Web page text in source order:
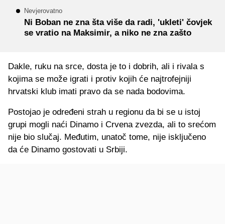
Nevjerovatno
Ni Boban ne zna šta više da radi, 'ukleti' čovjek
se vratio na Maksimir, a niko ne zna zašto
Dakle, ruku na srce, dosta je to i dobrih, ali i rivala s
kojima se može igrati i protiv kojih će najtrofejniji
hrvatski klub imati pravo da se nada bodovima.
Postojao je određeni strah u regionu da bi se u istoj
grupi mogli naći Dinamo i Crvena zvezda, ali to srećom
nije bio slučaj. Međutim, unatoč tome, nije isključeno
da će Dinamo gostovati u Srbiji.